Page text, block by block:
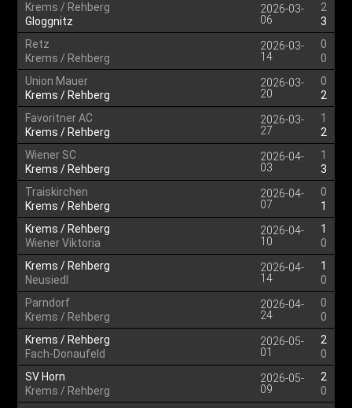
Krems / Rehberg
Gloggnitz
2026-03-
06
2
3
Retz
Krems / Rehberg
2026-03-
14
0
0
Union Mauer
Krems / Rehberg
2026-03-
20
0
2
Favoritner AC
Krems / Rehberg
2026-03-
27
1
2
Wiener SC
Krems / Rehberg
2026-04-
03
1
3
Traiskirchen
Krems / Rehberg
2026-04-
07
0
1
Krems / Rehberg
Wiener Viktoria
2026-04-
10
1
0
Krems / Rehberg
Neusiedl
2026-04-
14
1
0
Parndorf
Krems / Rehberg
2026-04-
24
0
0
Krems / Rehberg
Fach-Donaufeld
2026-05-
01
2
0
SV Horn
Krems / Rehberg
2026-05-
09
2
0